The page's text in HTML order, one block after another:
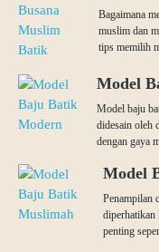
Bagaimana
muslim dan
tips memilih
Model
Model baju
didesain oleh
dengan gaya
Model
Penampilan
diperhatikan
penting